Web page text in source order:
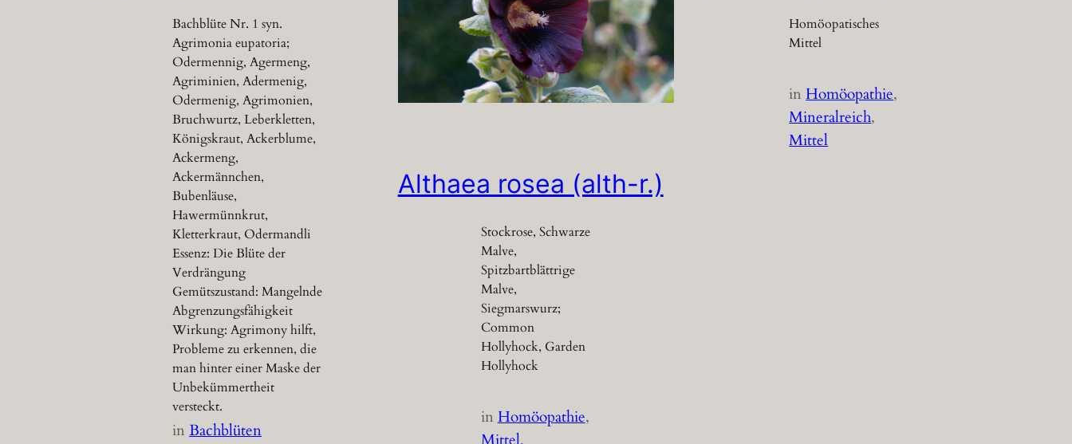
Bachblüte Nr. 1 syn.
Agrimonia eupatoria;
Odermennig, Agermeng,
Agriminien, Adermenig,
Odermenig, Agrimonien,
Bruchwurtz, Leberkletten,
Königskraut, Ackerblume,
Ackermeng,
Ackermännchen,
Bubenläuse,
Hawermünnkrut,
Kletterkraut, Odermandli
Essenz: Die Blüte der
Verdrängung
Gemütszustand: Mangelnde
Abgrenzungsfähigkeit
Wirkung: Agrimony hilft,
Probleme zu erkennen, die
man hinter einer Maske der
Unbekümmertheit
versteckt.
inBachblüten
Althaea rosea (alth-r.)
Stockrose, Schwarze
Malve,
Spitzbartblättrige
Malve,
Siegmarswurz;
Common
Hollyhock, Garden
Hollyhock
inHomöopathie
Homöopatisches
Mittel
inHomöopathie
Mineralreich
Mittel